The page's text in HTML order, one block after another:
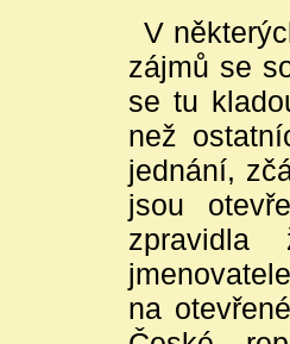
V
zájmů se
se tu
než
jednání,
jsou
zpravidla
na